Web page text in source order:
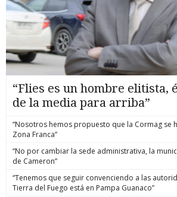
“Flies es un hombre elitista,
de la media para arriba”
“Nosotros hemos propuesto que la Cormag se
Zona Franca”
“No por cambiar la sede administrativa, la
de Cameron”
“Tenemos que seguir convenciendo a las
Tierra del Fuego está en Pampa Guanaco”